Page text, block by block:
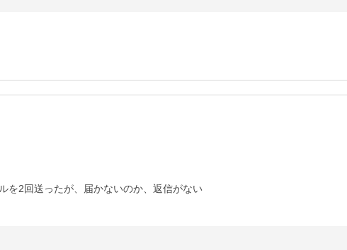
を2回送ったが、届かないのか、返信がない